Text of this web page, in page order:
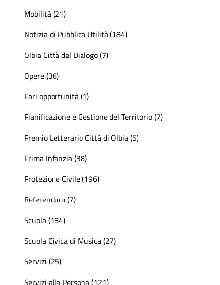
Mobilità (21)
Notizia di Pubblica Utilità (184)
Olbia Città del Dialogo (7)
Opere (36)
Pari opportunità (1)
Pianificazione e Gestione del Territorio (7)
Premio Letterario Città di Olbia (5)
Prima Infanzia (38)
Protezione Civile (196)
Referendum (7)
Scuola (184)
Scuola Civica di Musica (27)
Servizi (25)
Servizi alla Persona (121)